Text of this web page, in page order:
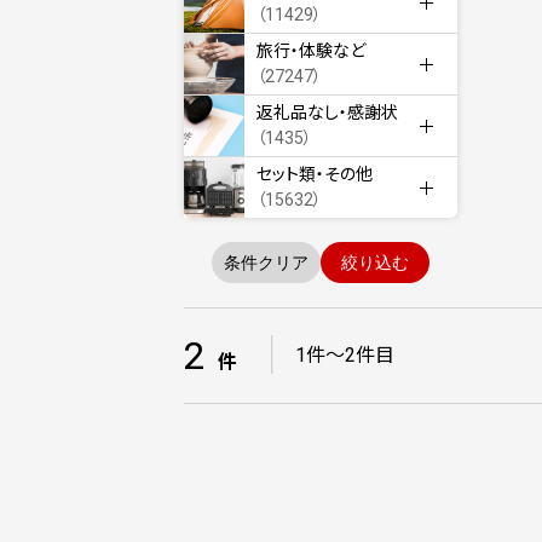
（11429）
旅行・体験など
（27247）
返礼品なし・感謝状
（1435）
セット類・その他
（15632）
条件クリア 絞り込む
2 件 1件～2件目